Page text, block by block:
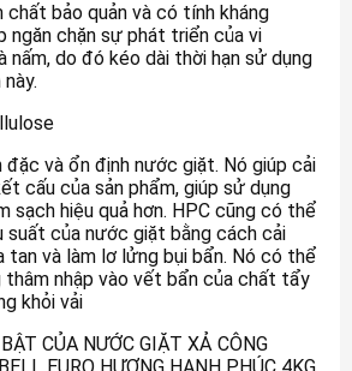
bảo quản và có tính kháng
ngăn chặn sự phát triển của vi
nấm, do đó kéo dài thời hạn sử dụng
và ổn định nước giặt. Nó giúp cải
cấu của sản phẩm, giúp sử dụng
sạch hiệu quả hơn. HPC cũng có thể
suất của nước giặt bằng cách cải
tan và làm lơ lửng bụi bẩn. Nó có thể
thâm nhập vào vết bẩn của chất tẩy
khỏi vải
CỦA NƯỚC GIẶT XẢ CÔNG